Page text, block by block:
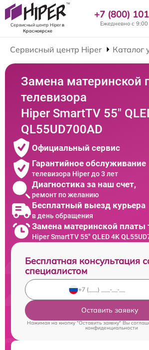
Сервисный центр Hiperв
Красноярске
+7 (800)
Ежедневно с
Сервисный центр Hiper Каталог
Замена материнской
телевизора
Hiper SmartTV 55"
QL55UD700AD
Официальный сервис
Гарантийное обслуживание
телевизора Hiper до 3 лет
Диагностика за наш счет,
ремонт по желанию
Бесплатный выезд курьера
в день обращения
Замена материнской платы
Hiper SmartTV 55" QLED 4K
Бесплатная консультация
специалистом
Оставить заявку
Нажимая на кнопку "Оставить заявку" Вы
конфиденциальности